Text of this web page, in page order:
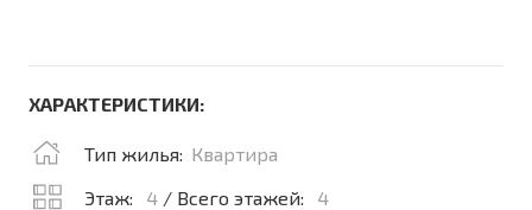
ХАРАКТЕРИСТИКИ:
Тип жилья: Квартира
Этаж:
4 / Всего этажей:
4